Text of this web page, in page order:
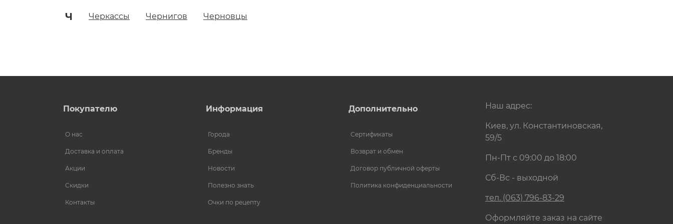
Ч Черкассы Чернигов Черновцы
Покупателю
О нас
Доставка и оплата
Акции
Скидки
Контакты
Информация
Города
Бренды
Новости
Полезно знать
Очки по рецепту
Дополнительно
Сертификаты
Возврат и обмен
Договор публичной оферты
Политика конфиденциальности
Наш адрес:
Киев, ул. Константиновская,
59/5
Пн-Пт с 09:00 до 18:00
Сб-Вс - выходной
тел. (063) 796-83-29
Оформляйте заказ на сайте